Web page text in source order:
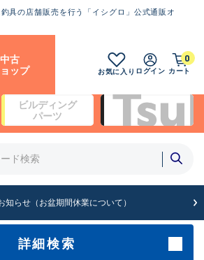
具の店舗販売を行う「イシグロ」公式通販オ
中古
ップ
お気に入り ログイン カート
0
ビルディング
パーツ
知らせ（お盆期間休業について）
詳細検索
ロッド(64113)
品(1061)
ランクとは？
SA
新古品（メーカー問屋から仕
入れた未使用品）
※店頭展示時の置き傷が付いている
ものも含む
傷が極めて少ない極上品